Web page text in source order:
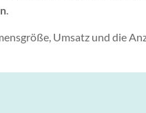
Umsatz und die